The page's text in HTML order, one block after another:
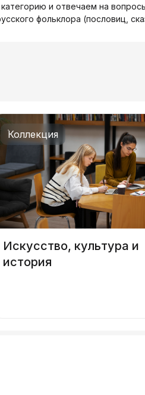
и отвечаем на
фольклора (пословиц,
Коллекция
Искусство, культура и
история